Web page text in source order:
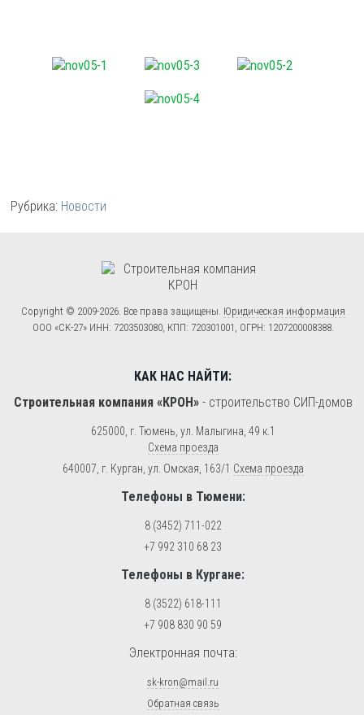
Рубрика: Новости
Copyright © 2009-2026. Все права защищены. Юридическая информация
ООО «СК-27» ИНН: 7203503080, КПП: 720301001, ОГРН: 1207200008388.
КАК НАС НАЙТИ:
Строительная компания «КРОН»- строительство СИП-домов
625000, г. Тюмень, ул. Малыгина, 49 к.1
Схема проезда
640007, г. Курган, ул. Омская, 163/1 Схема проезда
Телефоны в Тюмени:
8 (3452) 711-022
+7 992 310 68 23
Телефоны в Кургане:
8 (3522) 618-111
+7 908 830 90 59
Электронная почта:
sk-kron@mail.ru
Обратная связь